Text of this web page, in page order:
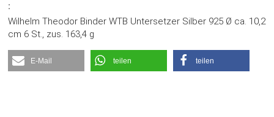
:
Wilhelm Theodor Binder WTB Untersetzer Silber 925 Ø ca. 10,2
cm 6 St., zus. 163,4 g
E-Mail teilen teilen